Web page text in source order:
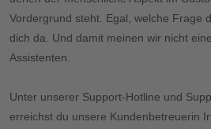
Hilfe
DE FR IT
Vordergrund steht. Egal, welche Frage
dich da. Und damit meinen wir nicht
Assistenten.
Unter unserer Support-Hotline und
erreichst du unsere Kundenbetreuerin